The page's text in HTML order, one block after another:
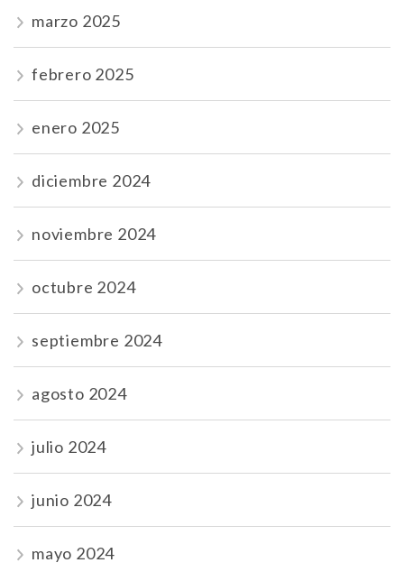
marzo 2025
febrero 2025
enero 2025
diciembre 2024
noviembre 2024
octubre 2024
septiembre 2024
agosto 2024
julio 2024
junio 2024
mayo 2024